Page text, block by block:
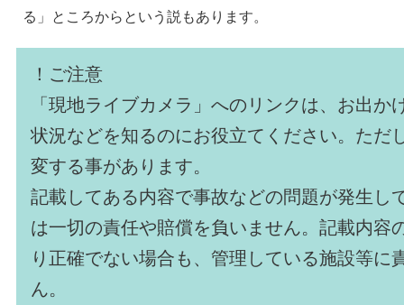
る」ところからという説もあります。
！ご注意
「現地ライブカメラ」へのリンクは、お出か
状況などを知るのにお役立てください。ただ
変する事があります。
記載してある内容で事故などの問題が発生し
は一切の責任や賠償を負いません。記載内容
り正確でない場合も、管理している施設等に
ん。